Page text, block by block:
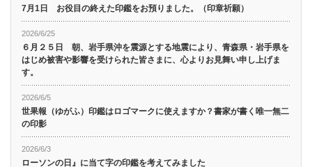
7月1日 お役目の終えた印鑑をお預りました。（印章祈願）
2026/6/25
６月２５日 朝、岩手県沖を震源とする地震により、青森県・岩手県を
はじめ被害や影響を受けられた皆さまに、心よりお見舞い申し上げま
す。
2026/6/5
世果報（ゆがふ）印鑑はロゴマークに使えますか？書家が書く唯一無二
の印影
2026/6/3
ローソンの日』に当て字の印鑑を考えてみました